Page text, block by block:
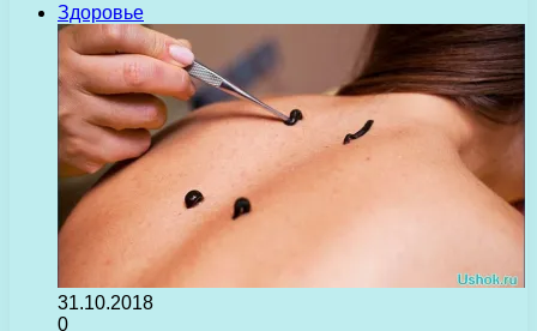
Здоровье
31.10.2018
0